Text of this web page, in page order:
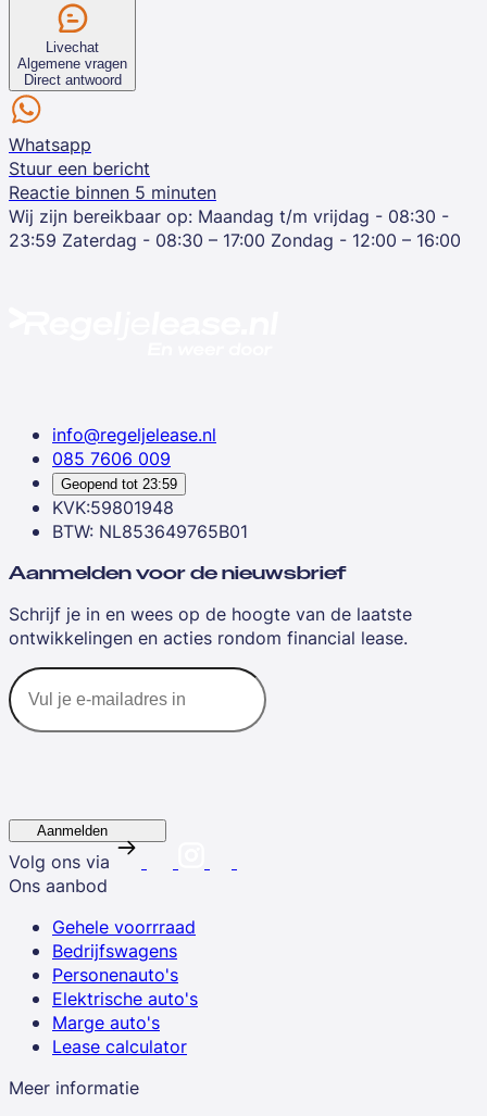
Livechat
Algemene vragen
Direct antwoord
Whatsapp
Stuur een bericht
Reactie binnen 5 minuten
Wij zijn bereikbaar op: Maandag t/m vrijdag - 08:30 -
23:59 Zaterdag - 08:30 – 17:00 Zondag - 12:00 – 16:00
info@regeljelease.nl
085 7606 009
Geopend tot 23:59
KVK:59801948
BTW: NL853649765B01
Aanmelden voor de nieuwsbrief
Schrijf je in en wees op de hoogte van de laatste
ontwikkelingen en acties rondom financial lease.
Aanmelden
Volg ons via
Ons aanbod
Gehele voorrraad
Bedrijfswagens
Personenauto's
Elektrische auto's
Marge auto's
Lease calculator
Meer informatie